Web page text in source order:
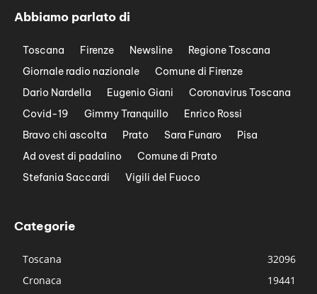
Abbiamo parlato di
Toscana Firenze Newsline
Regione Toscana
Giornale radio nazionale
Comune di Firenze
Dario Nardella
Eugenio Giani
Coronavirus Toscana
Covid-19
Gimmy Tranquillo
Enrico Rossi
Bravo chi ascolta
Prato Sara Funaro
Pisa
Ad ovest di padalino
Comune di Prato
Stefania Saccardi
Vigili del Fuoco
Categorie
Toscana
32096
Cronaca
19441